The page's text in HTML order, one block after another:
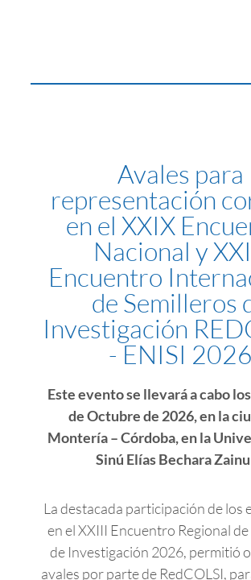
Avales para
representación
en el XXIX
Nacional y
Encuentro
de Semilleros
Investigación
- ENISI 2026
Este evento se llevará a cabo
de Octubre de 2026, en la
Montería – Córdoba, en la
Sinú Elías Bechara
La destacada participación de los
en el XXIII Encuentro Regional
de Investigación 2026, permitió
avales por parte de RedCOLSI,